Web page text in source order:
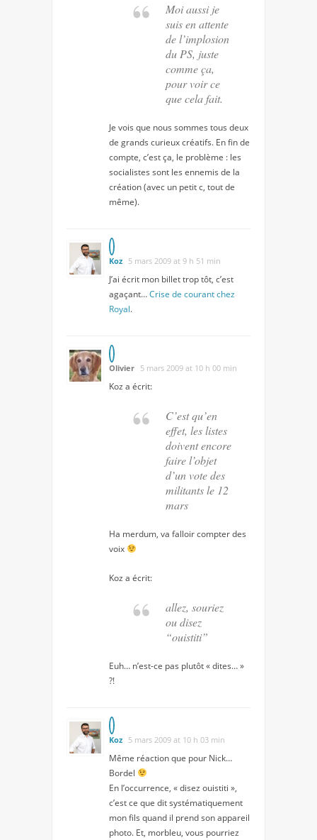
Moi aussi je
suis en attente
de l’implosion
du PS, juste
comme ça,
pour voir ce
que cela fait.
Je vois que nous sommes tous deux
de grands curieux créatifs. En fin de
compte, c’est ça, le problème : les
socialistes sont les ennemis de la
création (avec un petit c, tout de
même).
Koz 5 mars 2009 at 9 h 51 min
J’ai écrit mon billet trop tôt, c’est
agaçant…Crise de courant chez
Royal.
Olivier 5 mars 2009 at 10 h 00 min
Koz a écrit:
C’est qu’en
effet, les listes
doivent encore
faire l’objet
d’un vote des
militants le 12
mars
Ha merdum, va falloir compter des
voix
Koz a écrit:
allez, souriez
ou disez
“ouistiti”
Euh… n’est-ce pas plutôt « dites… »
?!
Koz 5 mars 2009 at 10 h 03 min
Même réaction que pour Nick…
Bordel
En l’occurrence, « disez ouistiti »,
c’est ce que dit systématiquement
mon fils quand il prend son appareil
photo. Et, morbleu, vous pourriez